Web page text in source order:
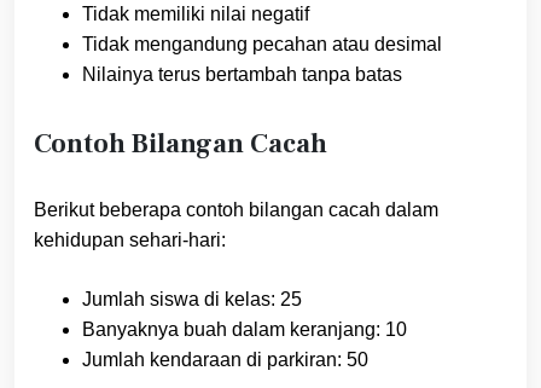
Tidak memiliki nilai negatif
Tidak mengandung pecahan atau desimal
Nilainya terus bertambah tanpa batas
Contoh Bilangan Cacah
Berikut beberapa contoh bilangan cacah dalam
kehidupan sehari-hari:
Jumlah siswa di kelas: 25
Banyaknya buah dalam keranjang: 10
Jumlah kendaraan di parkiran: 50